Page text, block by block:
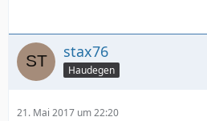
[a03] Applying MPx delay...
[a02] Applying MPx delay...
[v01] Creating file "Re_
720p50.h264"...
[a02] A remaining delay of -8ms
stax76
Haudegen
21. Mai 2017 um 22:20